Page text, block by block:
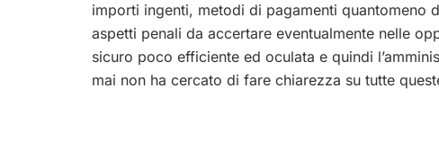
importi ingenti, metodi di pagamenti quantomeno
aspetti penali da accertare eventualmente nelle
sicuro poco efficiente ed oculata e quindi
mai non ha cercato di fare chiarezza su tutte